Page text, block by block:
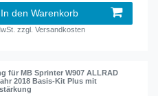
In den Warenkorb
zzgl.Versandkosten
für MB Sprinter W907 ALLRAD
2018 Basis-Kit Plus mit